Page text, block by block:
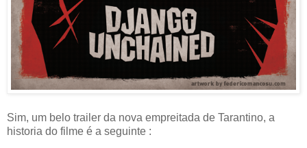
Sim, um belo trailer da nova empreitada de Tarantino, a
historia do filme é a seguinte :